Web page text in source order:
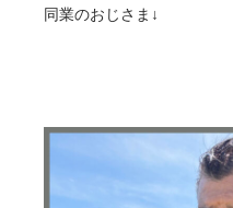
同業のおじさま↓